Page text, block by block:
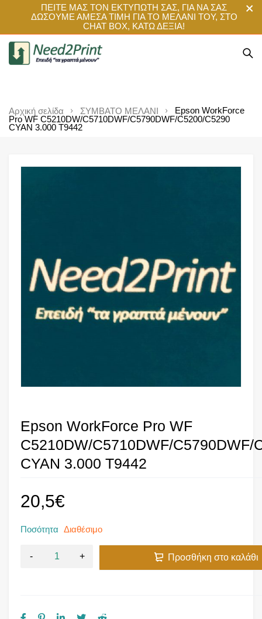
ΠΕΙΤΕ ΜΑΣ ΤΟΝ ΕΚΤΥΠΩΤΗ ΣΑΣ, ΓΙΑ ΝΑ ΣΑΣ
ΔΩΣΟΥΜΕ ΑΜΕΣΑ ΤΙΜΗ ΓΙΑ ΤΟ ΜΕΛΑΝΙ ΤΟΥ, ΣΤΟ
CHAT BOX, ΚΑΤΩ ΔΕΞΙΑ!
Αρχική σελίδα ΣΥΜΒΑΤΟ ΜΕΛΑΝΙ
Epson WorkForce
Pro WF C5210DW/C5710DWF/C5790DWF/C5200/C5290
CYAN 3.000 T9442
Epson WorkForce Pro WF
C5210DW/C5710DWF/C5790DWF/
CYAN 3.000 T9442
20,5€
Ποσότητα Διαθέσιμο
Προσθήκη στο καλάθι